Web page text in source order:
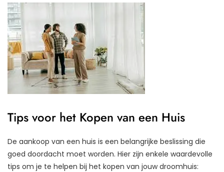
Tips voor het Kopen van een Huis
De aankoop van een huis is een belangrijke beslissing die
goed doordacht moet worden. Hier zijn enkele waardevolle
tips om je te helpen bij het kopen van jouw droomhuis: